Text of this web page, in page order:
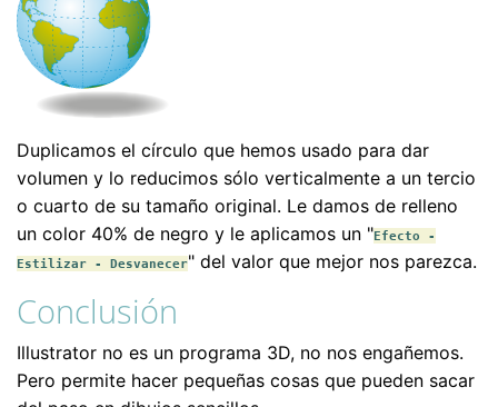
Duplicamos el círculo que hemos usado para dar
volumen y lo reducimos sólo verticalmente a un tercio
o cuarto de su tamaño original. Le damos de relleno
un color 40% de negro y le aplicamos un "Efecto -
Estilizar - Desvanecer" del valor que mejor nos parezca.
Conclusión
Illustrator no es un programa 3D, no nos engañemos.
Pero permite hacer pequeñas cosas que pueden sacar